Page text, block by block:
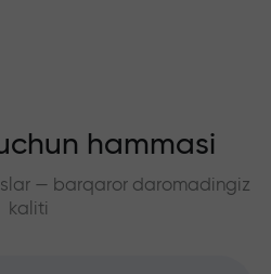
hammasi
— barqaror daromadingiz
kaliti